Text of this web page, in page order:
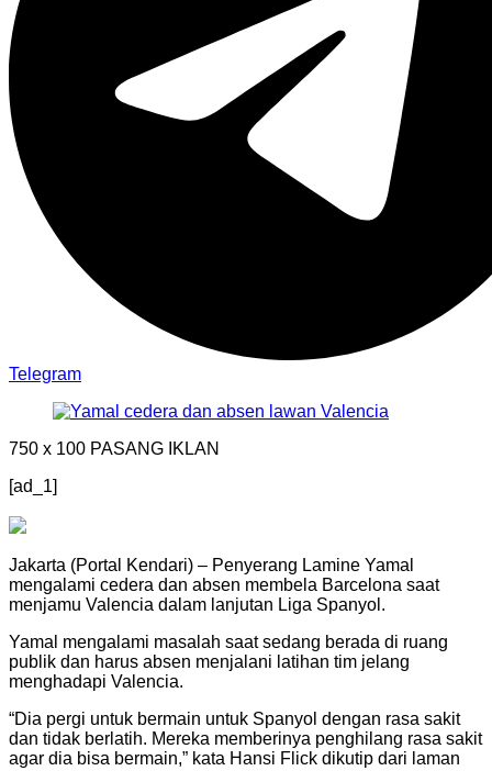
Telegram
750 x 100 PASANG IKLAN
[ad_1]
Jakarta (Portal Kendari) – Penyerang Lamine Yamal
mengalami cedera dan absen membela Barcelona saat
menjamu Valencia dalam lanjutan Liga Spanyol.
Yamal mengalami masalah saat sedang berada di ruang
publik dan harus absen menjalani latihan tim jelang
menghadapi Valencia.
“Dia pergi untuk bermain untuk Spanyol dengan rasa sakit
dan tidak berlatih. Mereka memberinya penghilang rasa sakit
agar dia bisa bermain,” kata Hansi Flick dikutip dari laman